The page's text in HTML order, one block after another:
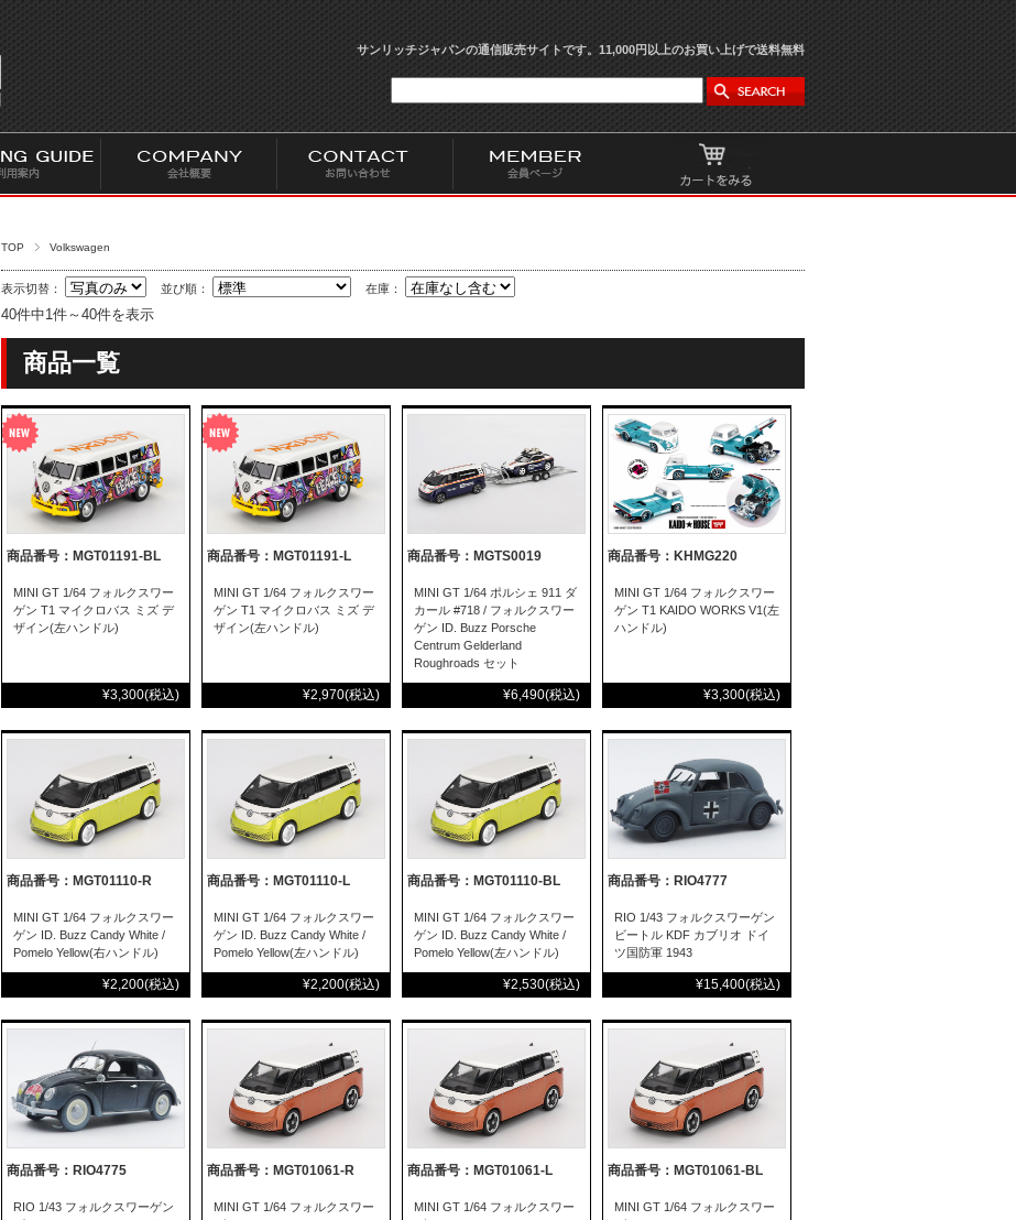
サンリッチジャパンの通信販売サイトです。11,000円以上のお買い上げで送料無料
TOP Volkswagen
表示切替： 並び順： 在庫：
40件中1件～40件を表示
商品一覧
商品番号：MGT01191-BL
MINI GT 1/64 フォルクスワー
ゲン T1 マイクロバス ミズ デ
ザイン(左ハンドル)
¥3,300(税込)
商品番号：MGT01191-L
MINI GT 1/64 フォルクスワー
ゲン T1 マイクロバス ミズ デ
ザイン(左ハンドル)
¥2,970(税込)
商品番号：MGTS0019
MINI GT 1/64 ポルシェ 911 ダ
カール #718 / フォルクスワー
ゲン ID. Buzz Porsche
Centrum Gelderland
Roughroads セット
¥6,490(税込)
商品番号：KHMG220
MINI GT 1/64 フォルクスワー
ゲン T1 KAIDO WORKS V1(左
ハンドル)
¥3,300(税込)
商品番号：MGT01110-R
MINI GT 1/64 フォルクスワー
ゲン ID. Buzz Candy White /
Pomelo Yellow(右ハンドル)
¥2,200(税込)
商品番号：MGT01110-L
MINI GT 1/64 フォルクスワー
ゲン ID. Buzz Candy White /
Pomelo Yellow(左ハンドル)
¥2,200(税込)
商品番号：MGT01110-BL
MINI GT 1/64 フォルクスワー
ゲン ID. Buzz Candy White /
Pomelo Yellow(左ハンドル)
¥2,530(税込)
商品番号：RIO4777
RIO 1/43 フォルクスワーゲン
ビートル KDF カブリオ ドイ
ツ国防軍 1943
¥15,400(税込)
商品番号：RIO4775
RIO 1/43 フォルクスワーゲン
商品番号：MGT01061-R
MINI GT 1/64 フォルクスワー
商品番号：MGT01061-L
MINI GT 1/64 フォルクスワー
商品番号：MGT01061-BL
MINI GT 1/64 フォルクスワー